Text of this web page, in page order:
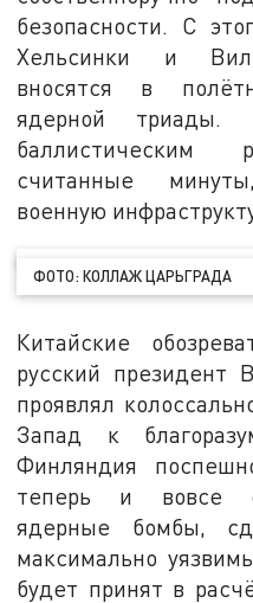
безопасности. С
Хельсинки и
вносятся в
ядерной триады.
баллистическим
считанные
военную
ФОТО: КОЛЛАЖ ЦАРЬГРАДА
Китайские
русский президент
проявлял
Запад к
Финляндия
теперь и вовсе
ядерные бомбы,
максимально
будет принят в